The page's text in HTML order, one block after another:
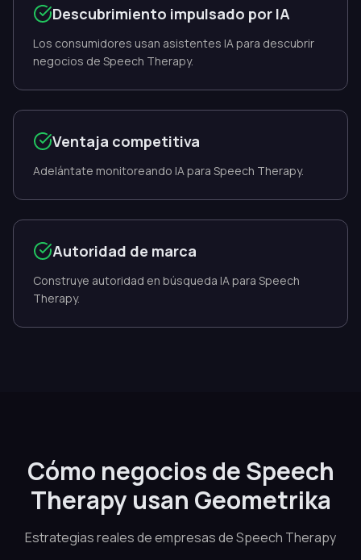
Descubrimiento impulsado por IA
Los consumidores usan asistentes IA para descubrir
negocios de Speech Therapy.
Ventaja competitiva
Adelántate monitoreando IA para Speech Therapy.
Autoridad de marca
Construye autoridad en búsqueda IA para Speech
Therapy.
Cómo negocios de Speech
Therapy usan Geometrika
Estrategias reales de empresas de Speech Therapy